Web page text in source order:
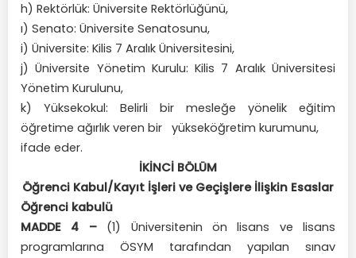
h) Rektörlük: Üniversite Rektörlüğünü,
ı) Senato: Üniversite Senatosunu,
i) Üniversite: Kilis 7 Aralık Üniversitesini,
j) Üniversite Yönetim Kurulu: Kilis 7 Aralık Üniversitesi
Yönetim Kurulunu,
k) Yüksekokul: Belirli bir mesleğe yönelik eğitim
öğretime ağırlık veren bir yükseköğretim kurumunu,
ifade eder.
İKİNCİ BÖLÜM
Öğrenci Kabul/Kayıt İşleri ve Geçişlere İlişkin Esaslar
Öğrenci kabulü
MADDE 4 –(1) Üniversitenin ön lisans ve lisans
programlarına ÖSYM tarafından yapılan sınav